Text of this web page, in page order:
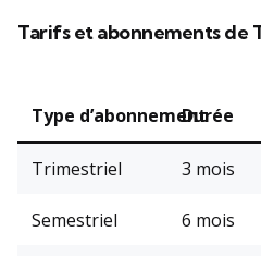
Tarifs et abonnements de
Type d’abonnementDurée
Trimestriel 3 mois
Semestriel 6 mois